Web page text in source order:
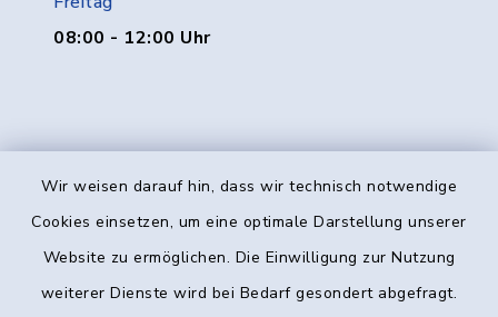
Wir weisen darauf hin, dass wir technisch notwendige
Cookies einsetzen, um eine optimale Darstellung unserer
Website zu ermöglichen. Die Einwilligung zur Nutzung
weiterer Dienste wird bei Bedarf gesondert abgefragt.
08:00 - 12:00 Uhr
Kontakt